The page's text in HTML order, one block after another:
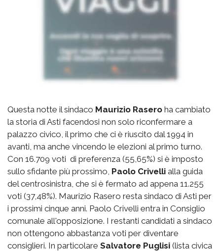
Questa notte il sindaco Maurizio Rasero ha cambiato
la storia di Asti facendosi non solo riconfermare a
palazzo civico, il primo che ci è riuscito dal 1994 in
avanti, ma anche vincendo le elezioni al primo turno.
Con 16.709 voti di preferenza (55,65%) si è imposto
sullo sfidante più prossimo, Paolo Crivelli alla guida
del centrosinistra, che si è fermato ad appena 11.255
voti (37,48%). Maurizio Rasero resta sindaco di Asti per
i prossimi cinque anni. Paolo Crivelli entra in Consiglio
comunale all'opposizione. I restanti candidati a sindaco
non ottengono abbastanza voti per diventare
consiglieri. In particolare Salvatore Puglisi (lista civica